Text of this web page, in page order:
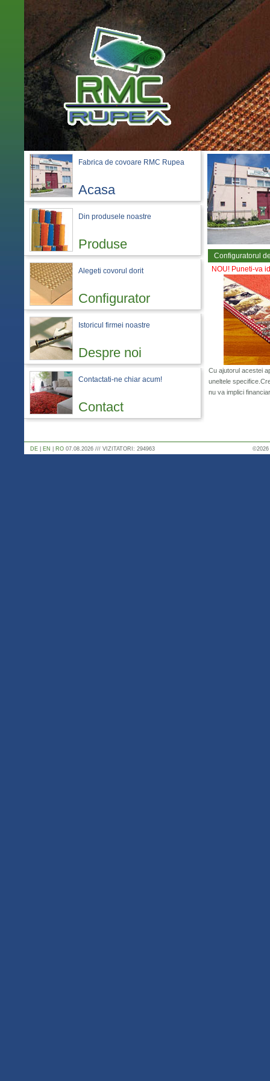
Fabrica de covoare RMC Rupea
Acasa
Din produsele noastre
Produse
Alegeti covorul dorit
Configurator
Istoricul firmei noastre
Despre noi
Contactati-ne chiar acum!
Contact
Configuratorul
NOU! Puneti-va
Cu ajutorul acestei
uneltele
nu va implici
DE EN RO 07.08.2026 /// VIZITATORI: 294963